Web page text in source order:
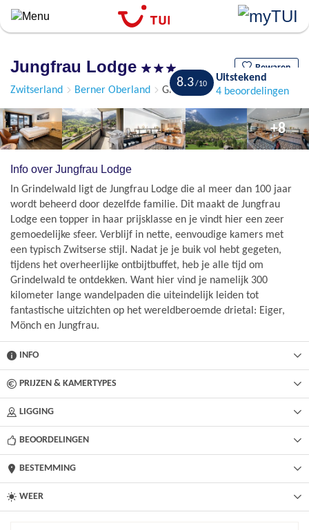
Overslaan
de
algemene
gaan
Jungfrau Lodge Bewaren
Zwitserland Berner Oberland Grindelwald
8.3
Uitstekend
4 beoordelingen
+8
Info over Jungfrau Lodge
In Grindelwald ligt de Jungfrau Lodge die al meer dan 100 jaar
wordt beheerd door dezelfde familie. Dit maakt de Jungfrau
Lodge een topper in haar prijsklasse en je vindt hier een zeer
gemoedelijke sfeer. Verblijf in nette, eenvoudige kamers met
een typisch Zwitserse stijl. Nadat je je buik vol hebt gegeten,
tijdens het overheerlijke ontbijtbuffet, heb je alle tijd om
Grindelwald te ontdekken. Want hier vind je namelijk 300
kilometer lange wandelpaden die uiteindelijk leiden tot
fantastische uitzichten op het wereldberoemde drietal: Eiger,
Mönch en Jungfrau.
INFO
PRIJZEN & KAMERTYPES
LIGGING
BEOORDELINGEN
BESTEMMING
WEER